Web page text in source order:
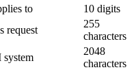
to
10 digits
request
255
characters
2048
characters